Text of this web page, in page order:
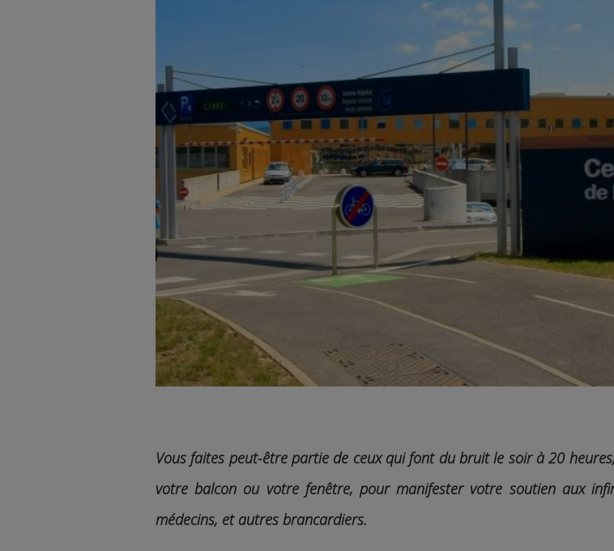
Vous faites peut-être partie de ceux qui font du bruit le soir à 20
votre balcon ou votre fenêtre, pour manifester votre soutien aux
médecins, et autres brancardiers.